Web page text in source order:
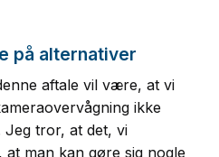
på alternativer
aftale vil være, at vi
ikke
Jeg tror, at det, vi
man kan gøre sig nogle